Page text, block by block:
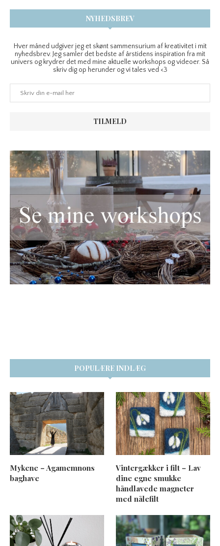
NYHEDSBREV
Hver måned udgiver jeg et skønt sammensurium af kreativitet i mit
nyhedsbrev. Jeg samler det bedste af årstidens inspiration fra mit
univers og krydrer det med mine aktuelle workshops og videoer. Så
skriv dig op herunder og vi tales ved <3
POPULÆRE INDLÆG
Mykene – Agamemnons
baghave
Vintergækker i filt – Lav
dine egne smukke
håndlavede magneter
med nålefilt